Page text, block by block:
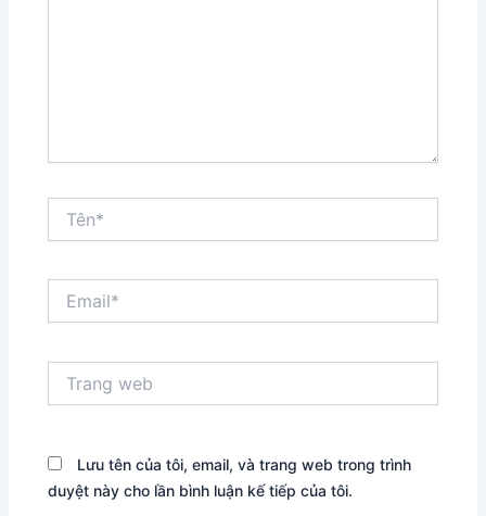
web
Lưu tên của tôi, email, và trang web trong trình
duyệt này cho lần bình luận kế tiếp của tôi.